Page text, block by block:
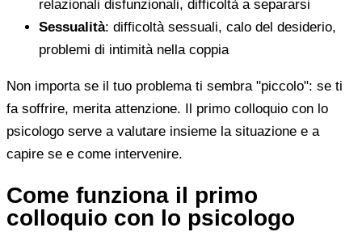
relazionali disfunzionali, difficoltà a separarsi
Sessualità: difficoltà sessuali, calo del desiderio,
problemi di intimità nella coppia
Non importa se il tuo problema ti sembra "piccolo": se ti
fa soffrire, merita attenzione. Il primo colloquio con lo
psicologo serve a valutare insieme la situazione e a
capire se e come intervenire.
Come funziona il primo
colloquio con lo psicologo